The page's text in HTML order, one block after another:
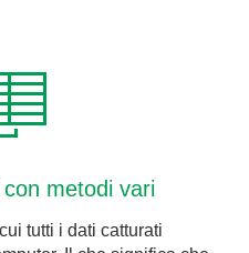
metodi vari
tutti i dati catturati